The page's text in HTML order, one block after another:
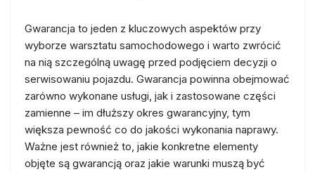
Gwarancja to jeden z kluczowych aspektów przy
wyborze warsztatu samochodowego i warto zwrócić
na nią szczególną uwagę przed podjęciem decyzji o
serwisowaniu pojazdu. Gwarancja powinna obejmować
zarówno wykonane usługi, jak i zastosowane części
zamienne – im dłuższy okres gwarancyjny, tym
większa pewność co do jakości wykonania naprawy.
Ważne jest również to, jakie konkretne elementy
objęte są gwarancją oraz jakie warunki muszą być